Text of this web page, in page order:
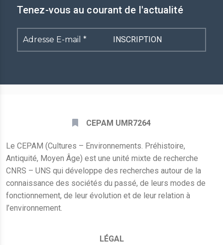
Tenez-vous au courant de l'actualité
Adresse
E-
CEPAM UMR7264
Le CEPAM (Cultures – Environnements. Préhistoire,
Antiquité, Moyen Âge) est une unité mixte de recherche
CNRS – UNS qui développe des recherches autour de la
connaissance des sociétés du passé, de leurs modes de
fonctionnement, de leur évolution et de leur relation à
l’environnement.
LÉGAL